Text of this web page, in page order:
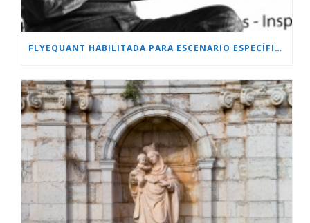
FLYEQUANT HABILITADA PARA ESCENARIO ESPECÍFICO.